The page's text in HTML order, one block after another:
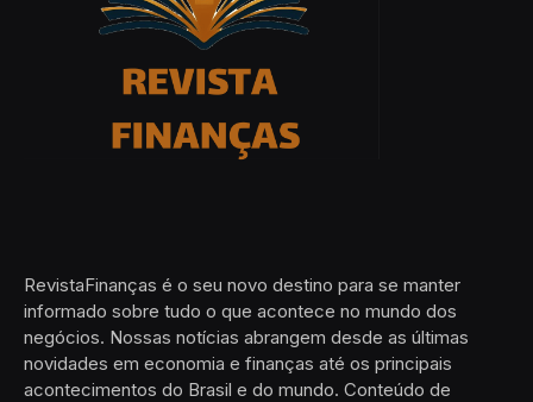
RevistaFinanças é o seu novo destino para se manter
informado sobre tudo o que acontece no mundo dos
negócios. Nossas notícias abrangem desde as últimas
novidades em economia e finanças até os principais
acontecimentos do Brasil e do mundo. Conteúdo de